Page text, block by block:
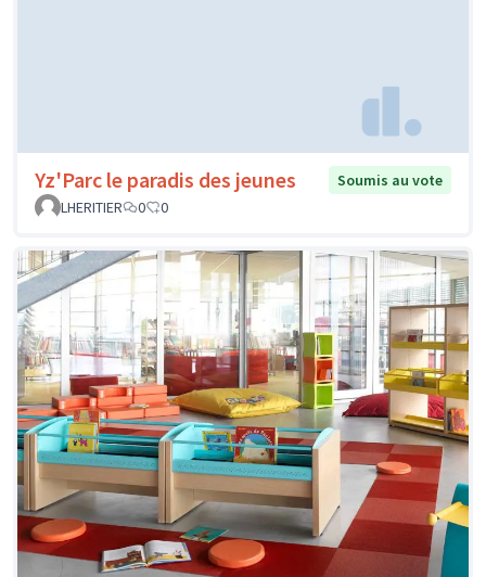
Yz'Parc le paradis des jeunes
Soumis au vote
LHERITIER
0 0